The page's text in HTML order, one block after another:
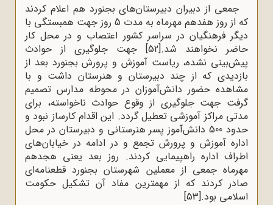
جمعی از دبیران دبیرستان‌های بجنورد هم اعلام کردند
که از روز هفدهم مهرماه به مدت 5 روز جهت همبستگی با
دیگر فرهنگیان در سراسر کشور اعتصاب و در محل کار
حاضر نخواهند شد.[52]
جهت جلوگیری از حوادث
پیش‌بینی نشده، ریاست آموزش و پرورش بجنورد بعد از
بازدیدی که از چند دبیرستان و هنرستان داشت و با
مشاهده حضور دانش‌آموزان در محوطه مدارس تصمیم
گرفت جهت جلوگیری از وقوع حوادث ناخواسته، برای
مدتی مراکز آموزشی تعطیل گردد. این اقدام کارساز نبود و
حدود 500 دانش‌آموز پسر هنرستانی و دبیرستان در محل
اداره آموزش و پرورش تجمع و در ادامه در خیابان‌های
اطراف اداره راهپیمایی کردند. روز بعد یعنی هجدهم
مهرماه جمعی از معملین شهرستان بجنورد قطعنامه‌ای
صادر کردند که از مهمترین مفاد آن تشکیل حکومت
اسلامی بود.[53]